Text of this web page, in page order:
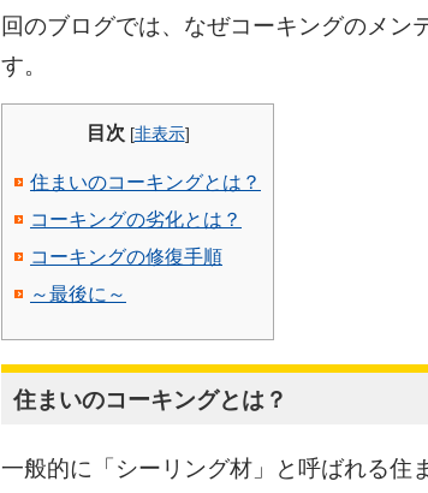
回のブログでは、なぜコーキングのメン
す。
目次 [非表示]
住まいのコーキングとは？
コーキングの劣化とは？
コーキングの修復手順
～最後に～
住まいのコーキングとは？
一般的に「シーリング材」と呼ばれる住